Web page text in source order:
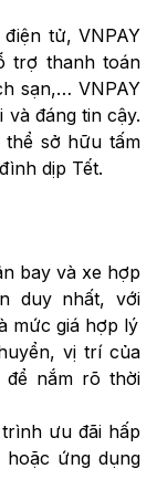
tử, VNPAY
trợ thanh toán
sạn,… VNPAY
đáng tin cậy.
thể sở hữu tấm
dịp Tết.
bay và xe hợp
duy nhất, với
mức giá hợp lý
vị trí của
nắm rõ thời
ưu đãi hấp
hoặc ứng dụng